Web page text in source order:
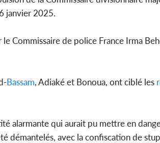
janvier 2025.
le Commissaire de police France Irma
Bassam, Adiaké et Bonoua, ont ciblé les
alarmante qui aurait pu mettre en
démantelés, avec la confiscation de